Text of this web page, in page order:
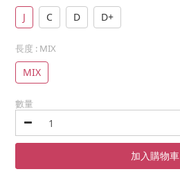
J C D D+
長度 : MIX
MIX
數量
加入購物車